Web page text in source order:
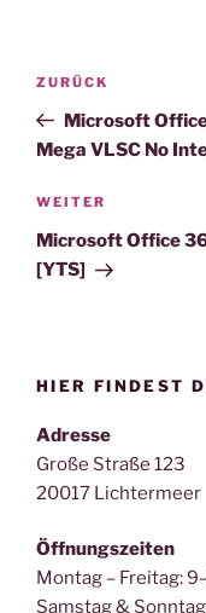
Vorheriger
Beitrag
ZURÜCK
Microsoft
Mega VLSC No
Nächster
Beitrag
WEITER
Microsoft Office
[YTS]
HIER FINDEST
Adresse
Große Straße 123
20017 Lichtermeer
Öffnungszeiten
Montag – Freitag:
Samstag &